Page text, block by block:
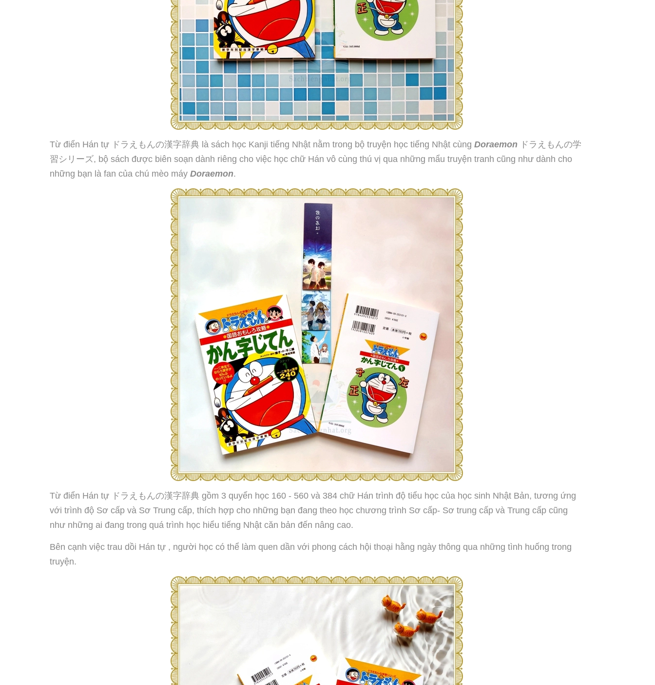
Từ điển Hán tự ドラえもんの漢字辞典 là sách học Kanji tiếng Nhật nằm trong bộ truyện học tiếng Nhật cùng Doraemon ドラえもんの学
習シリーズ, bộ sách được biên soạn dành riêng cho việc học chữ Hán vô cùng thú vị qua những mẩu truyện tranh cũng như dành cho
những bạn là fan của chú mèo máy Doraemon.
Từ điển Hán tự ドラえもんの漢字辞典 gồm 3 quyển học 160 - 560 và 384 chữ Hán trình độ tiểu học của học sinh Nhật Bản, tương ứng
với trình độ Sơ cấp và Sơ Trung cấp, thích hợp cho những bạn đang theo học chương trình Sơ cấp- Sơ trung cấp và Trung cấp cũng
như những ai đang trong quá trình học hiểu tiếng Nhật căn bản đến nâng cao.
Bên cạnh việc trau dồi Hán tự , người học có thể làm quen dần với phong cách hội thoại hằng ngày thông qua những tình huống trong
truyện.